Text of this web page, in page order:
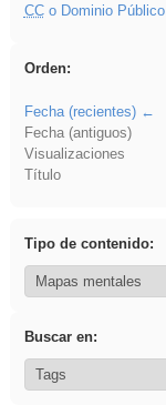
CCo Dominio Público
Orden:
Fecha (recientes)
Fecha (antiguos)
Visualizaciones
Título
Tipo de contenido:
Buscar en: